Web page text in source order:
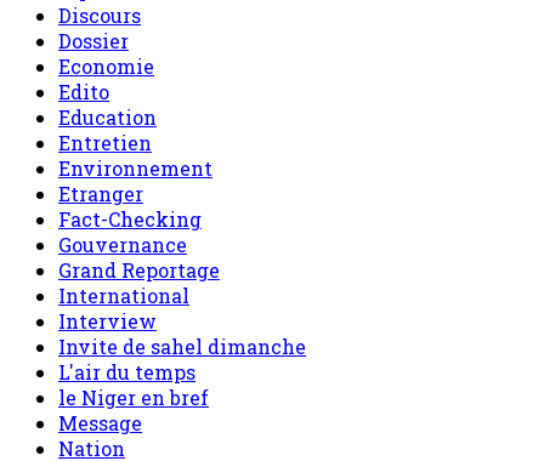
Discours
Dossier
Economie
Edito
Education
Entretien
Environnement
Etranger
Fact-Checking
Gouvernance
Grand Reportage
International
Interview
Invite de sahel dimanche
L'air du temps
le Niger en bref
Message
Nation